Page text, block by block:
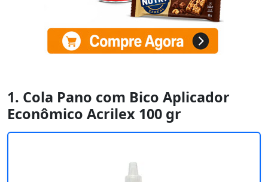
1. Cola Pano com Bico Aplicador
Econômico Acrilex 100 gr